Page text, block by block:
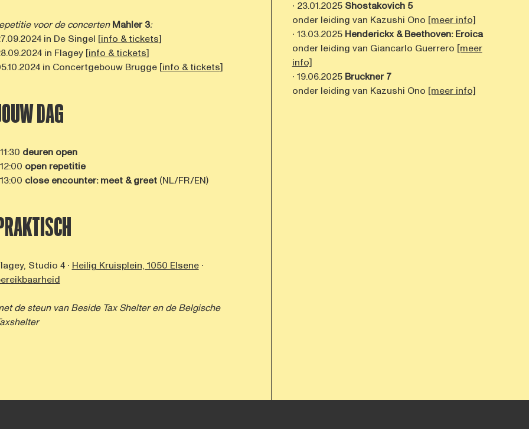
voor de concertenMahler 3:
in De Singel [info & tickets]
in Flagey [info & tickets]
in Concertgebouw Brugge [info & tickets]
DAG
deuren open
12:00 open repetitie
13:00 close encounter: meet & greet (NL/FR/EN)
PRAKTISCH
Studio 4 ∙ Heilig Kruisplein, 1050 Elsene∙
de steun van Beside Tax Shelter en de Belgische
∙ 23.01.2025 Shostakovich 5
onder leiding van Kazushi Ono [meer info]
∙ 13.03.2025 Henderickx & Beethoven: Eroica
onder leiding van Giancarlo Guerrero [meer
info]
∙ 19.06.2025 Bruckner 7
onder leiding van Kazushi Ono [meer info]